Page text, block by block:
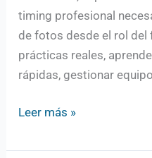
timing profesional
de fotos desde el rol
prácticas reales,
rápidas, gestionar
Leer más »